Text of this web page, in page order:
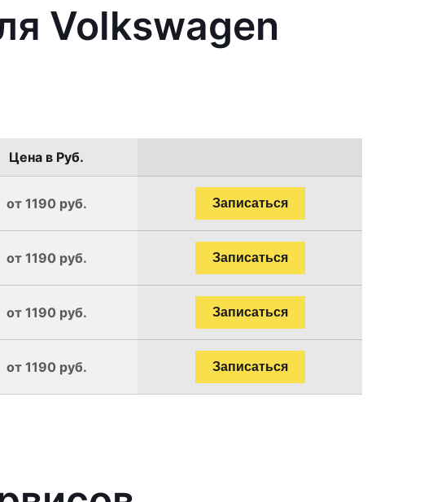
Volkswagen
Цена в Руб.
от 1190 руб. Записаться
от 1190 руб. Записаться
от 1190 руб. Записаться
от 1190 руб. Записаться